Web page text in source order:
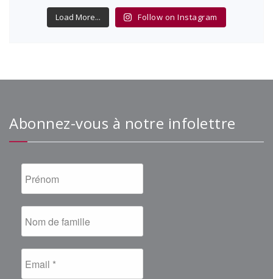
Load More... Follow on Instagram
Abonnez-vous à notre infolettre